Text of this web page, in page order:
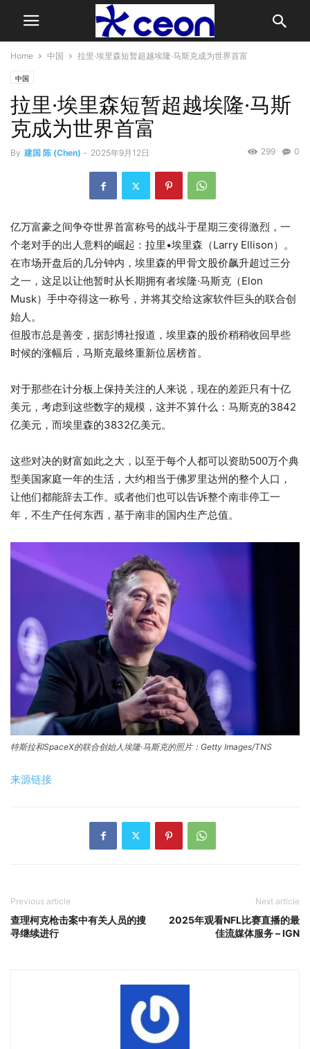
Home 中国 拉里·埃里森短暂超越埃隆·马斯克成为世界首富
中国
拉里·埃里森短暂超越埃隆·马斯
克成为世界首富
By 建国 陈 (Chen) - 2025年9月12日 0
299
亿万富豪之间争夺世界首富称号的战斗于星期三变得激烈，一
个老对手的出人意料的崛起： 拉里•埃里森（Larry Ellison） 。
在市场开盘后的几分钟内，埃里森的甲骨文股价飙升超过三分
之一，这足以让他暂时从长期拥有者埃隆·马斯克（Elon
Musk） 手中夺得这一称号，并将其交给这家软件巨头的联合创
始人。
但股市总是善变，据彭博社报道，埃里森的股价稍稍收回早些
时候的涨幅后，马斯克最终重新位居榜首。
对于那些在计分板上保持关注的人来说，现在的差距只有十亿
美元，考虑到这些数字的规模，这并不算什么：马斯克的3842
亿美元，而埃里森的3832亿美元。
这些对决的财富如此之大，以至于每个人都可以资助500万个典
型美国家庭一年的生活，大约相当于佛罗里达州的整个人口，
让他们都能辞去工作。或者他们也可以告诉整个南非停工一
年，不生产任何东西，基于南非的国内生产总值。
特斯拉和SpaceX的联合创始人埃隆·马斯克的照片：Getty Images/TNS
来源链接
Previous article
查理柯克枪击案中有关人员的搜
寻继续进行
Next article
2025年观看NFL比赛直播的最
佳流媒体服务 – IGN